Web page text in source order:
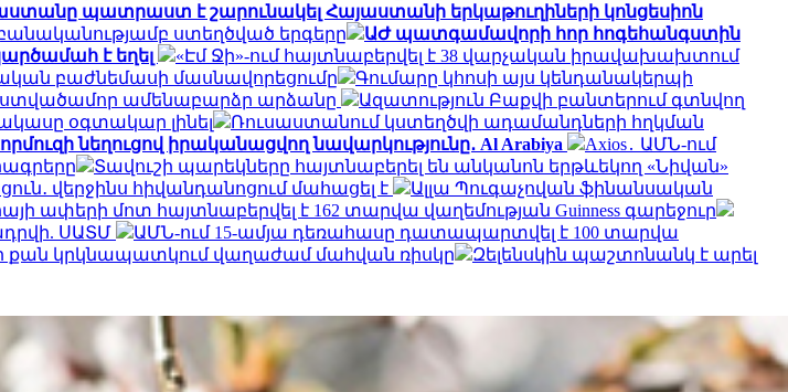
պատրաստ է շարունակել Հայաստանի երկաթուղիների կոնցեսիոն
ստեղծված երգերը
ԱԺ պատգամավորի հոր հոգեհանգստին
է եղել
«Էմ Ջի»-ում հայտնաբերվել է 38 վարչական իրավախախտում
բաժնեմասի մասնավորեցումը
Գումարը կհոսի այս կենդանակերպի
ամենաբարձր արձանը
Ազատություն Բաքվի բանտերում գտնվող
օգտակար լինել
Ռուսաստանում կստեղծվի ադամանդների հղկման
նեղուցով իրականացվող նավարկությունը․ Al Arabiya
Axios․ ԱՄՆ-ում
Տավուշի պարեկները հայտնաբերել են անկանոն երթևեկող «Նիվան»
վերջինս հիվանդանոցում մահացել է
Ալլա Պուգաչովան ֆինանսական
ափերի մոտ հայտնաբերվել է 162 տարվա վաղեմության Guinness գարեջուր
ՍԱՏՄ
ԱՄՆ-ում 15-ամյա դեռահասը դատապարտվել է 100 տարվա
քան կրկնապատկում վաղաժամ մահվան ռիսկը
Զելենսկին պաշտոնանկ է արել